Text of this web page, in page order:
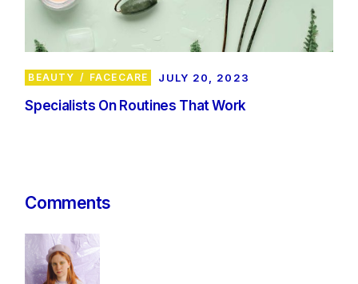
BEAUTY FACECARE JULY 20, 2023
Specialists On Routines That Work
Comments